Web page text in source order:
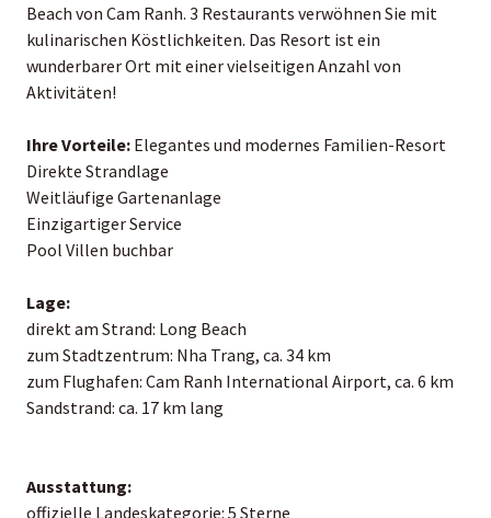
Beach von Cam Ranh. 3 Restaurants verwöhnen Sie mit
kulinarischen Köstlichkeiten. Das Resort ist ein
wunderbarer Ort mit einer vielseitigen Anzahl von
Aktivitäten!
Ihre Vorteile: Elegantes und modernes Familien-Resort
Direkte Strandlage
Weitläufige Gartenanlage
Einzigartiger Service
Pool Villen buchbar
Lage:
direkt am Strand: Long Beach
zum Stadtzentrum: Nha Trang, ca. 34 km
zum Flughafen: Cam Ranh International Airport, ca. 6 km
Sandstrand: ca. 17 km lang
Ausstattung:
offizielle Landeskategorie: 5 Sterne